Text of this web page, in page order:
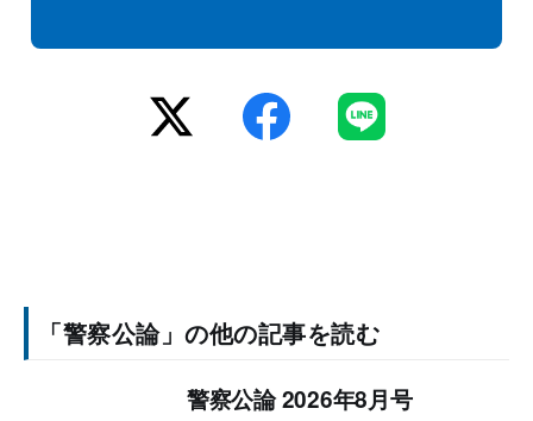
「警察公論」の他の記事を読む
警察公論 2026年8月号